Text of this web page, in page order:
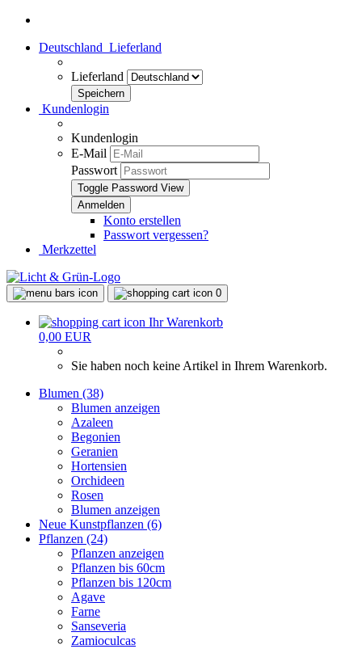
Deutschland Lieferland
Lieferland
Kundenlogin
Kundenlogin
E-Mail
Passwort
Toggle Password View
Konto erstellen
Passwort vergessen?
Merkzettel
0
Ihr Warenkorb
0,00 EUR
Sie haben noch keine Artikel in Ihrem Warenkorb.
Blumen (38)
Blumen anzeigen
Azaleen
Begonien
Geranien
Hortensien
Orchideen
Rosen
Blumen anzeigen
Neue Kunstpflanzen (6)
Pflanzen (24)
Pflanzen anzeigen
Pflanzen bis 60cm
Pflanzen bis 120cm
Agave
Farne
Sanseveria
Zamioculcas